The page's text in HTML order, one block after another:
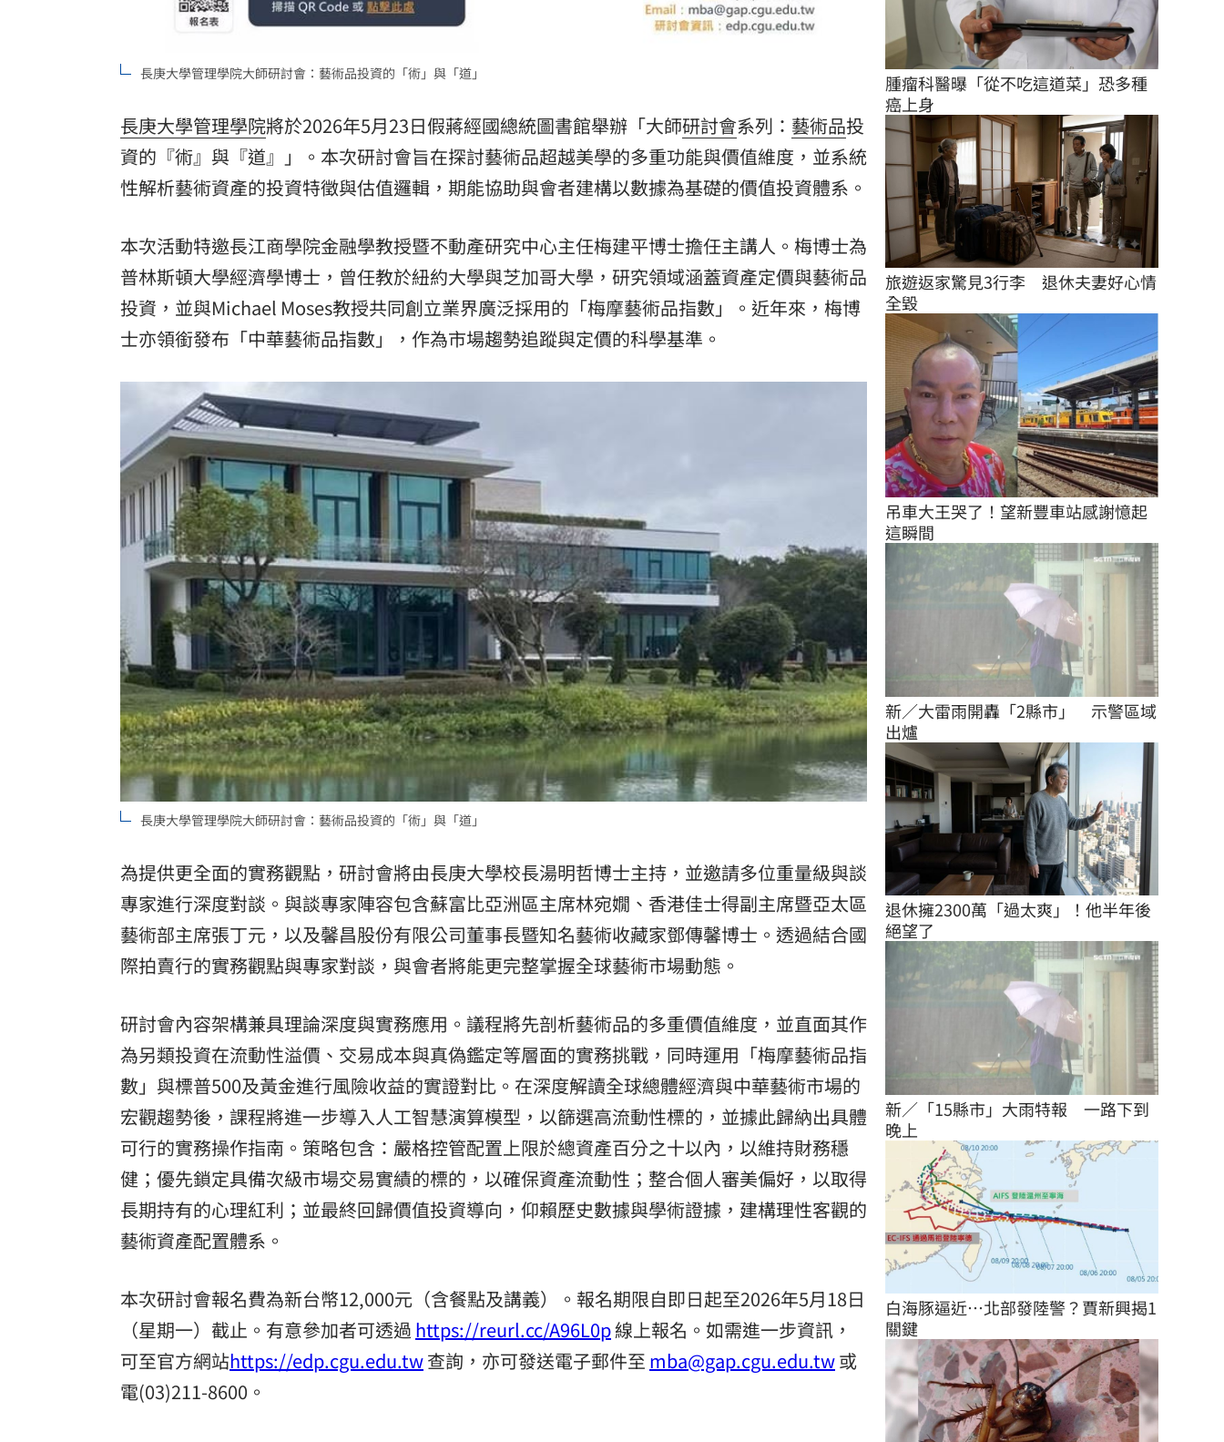
長庚大學管理學院大師研討會：藝術品投資的「術」與「道」
長庚大學管理學院將於2026年5月23日假蔣經國總統圖書館舉辦「大師研討會系列： 藝術品投
資的『術』與『道』」。本次研討會旨在探討藝術品超越美學的多重功能與價值維度，並系統
性解析藝術資產的投資特徵與估值邏輯，期能協助與會者建構以數據為基礎的價值投資體系。
本次活動特邀長江商學院金融學教授暨不動產研究中心主任梅建平博士擔任主講人。梅博士為
普林斯頓大學經濟學博士，曾任教於紐約大學與芝加哥大學，研究領域涵蓋資產定價與藝術品
投資，並與Michael Moses教授共同創立業界廣泛採用的「梅摩藝術品指數」。近年來，梅博
士亦領銜發布「中華藝術品指數」，作為市場趨勢追蹤與定價的科學基準。
長庚大學管理學院大師研討會：藝術品投資的「術」與「道」
為提供更全面的實務觀點，研討會將由長庚大學校長湯明哲博士主持，並邀請多位重量級與談
專家進行深度對談。與談專家陣容包含蘇富比亞洲區主席林宛嫺、香港佳士得副主席暨亞太區
藝術部主席張丁元，以及馨昌股份有限公司董事長暨知名藝術收藏家鄧傳馨博士。透過結合國
際拍賣行的實務觀點與專家對談，與會者將能更完整掌握全球藝術市場動態。
研討會內容架構兼具理論深度與實務應用。議程將先剖析藝術品的多重價值維度，並直面其作
為另類投資在流動性溢價、交易成本與真偽鑑定等層面的實務挑戰，同時運用「梅摩藝術品指
數」與標普500及黃金進行風險收益的實證對比。在深度解讀全球總體經濟與中華藝術市場的
宏觀趨勢後，課程將進一步導入人工智慧演算模型，以篩選高流動性標的，並據此歸納出具體
可行的實務操作指南。策略包含：嚴格控管配置上限於總資產百分之十以內，以維持財務穩
健；優先鎖定具備次級市場交易實績的標的，以確保資產流動性；整合個人審美偏好，以取得
長期持有的心理紅利；並最終回歸價值投資導向，仰賴歷史數據與學術證據，建構理性客觀的
藝術資產配置體系。
本次研討會報名費為新台幣12,000元（含餐點及講義）。報名期限自即日起至2026年5月18日
（星期一）截止。有意參加者可透過 https://reurl.cc/A96L0p線上報名。如需進一步資訊，
可至官方網站https://edp.cgu.edu.tw查詢，亦可發送電子郵件至 mba@gap.cgu.edu.tw或
電(03)211-8600。
腫瘤科醫曝「從不吃這道菜」恐多種
癌上身
旅遊返家驚見3行李　退休夫妻好心情
全毀
吊車大王哭了！望新豐車站感謝憶起
這瞬間
新／大雷雨開轟「2縣市」　示警區域
出爐
退休擁2300萬「過太爽」！他半年後
絕望了
新／「15縣市」大雨特報　一路下到
晚上
白海豚逼近…北部發陸警？賈新興揭1
關鍵